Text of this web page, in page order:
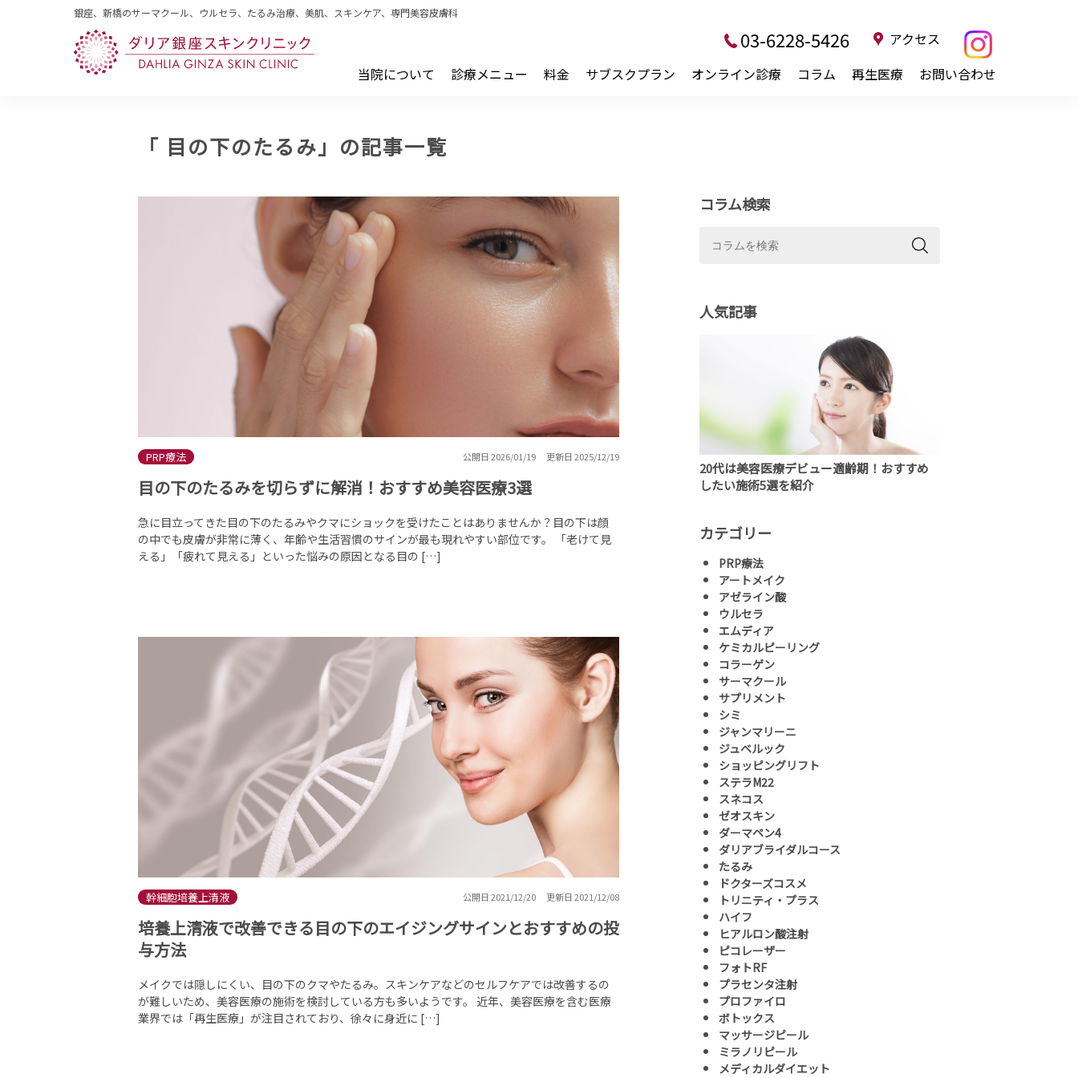
銀座、新橋のサーマクール、ウルセラ、たるみ治療、美肌、スキンケア、専門美容皮膚科
当院について 診療メニュー 料金 サブスクプラン オンライン診療 コラム 再生医療 お問い合わせ
03-6228-5426 アクセス
「 目の下のたるみ」の記事一覧
PRP療法 公開日 2026/01/19 更新日 2025/12/19
目の下のたるみを切らずに解消！おすすめ美容医療3選
急に目立ってきた目の下のたるみやクマにショックを受けたことはありませんか？目の下は顔
の中でも皮膚が非常に薄く、年齢や生活習慣のサインが最も現れやすい部位です。 「老けて見
える」「疲れて見える」といった悩みの原因となる目の […]
幹細胞培養上清液 公開日 2021/12/20 更新日 2021/12/08
培養上清液で改善できる目の下のエイジングサインとおすすめの投
与方法
メイクでは隠しにくい、目の下のクマやたるみ。スキンケアなどのセルフケアでは改善するの
が難しいため、美容医療の施術を検討している方も多いようです。 近年、美容医療を含む医療
業界では「再生医療」が注目されており、徐々に身近に […]
コラム検索
人気記事
20代は美容医療デビュー適齢期！おすすめ
したい施術5選を紹介
カテゴリー
PRP療法
アートメイク
アゼライン酸
ウルセラ
エムディア
ケミカルピーリング
コラーゲン
サーマクール
サプリメント
シミ
ジャンマリーニ
ジュベルック
ショッピングリフト
ステラM22
スネコス
ゼオスキン
ダーマペン4
ダリアブライダルコース
たるみ
ドクターズコスメ
トリニティ・プラス
ハイフ
ヒアルロン酸注射
ピコレーザー
フォトRF
プラセンタ注射
プロファイロ
ボトックス
マッサージピール
ミラノリピール
メディカルダイエット